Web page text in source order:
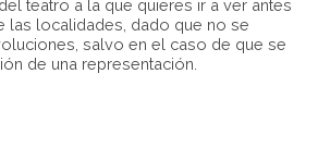
teatro a la que quieres ir a ver antes
las localidades, dado que no se
salvo en el caso de que se
de una representación.